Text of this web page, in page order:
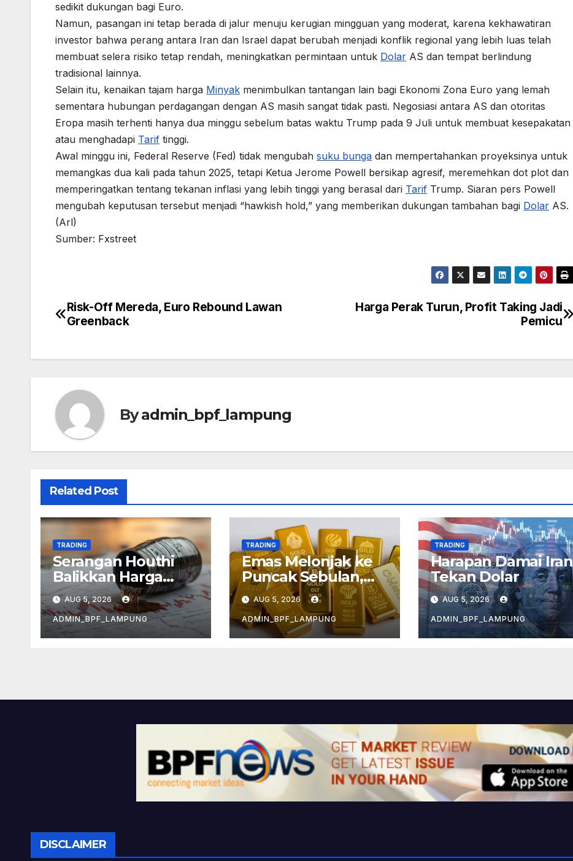
sedikit dukungan bagi Euro.
Namun, pasangan ini tetap berada di jalur menuju kerugian mingguan yang moderat, karena kekhawatiran
investor bahwa perang antara Iran dan Israel dapat berubah menjadi konflik regional yang lebih luas telah
membuat selera risiko tetap rendah, meningkatkan permintaan untuk Dolar AS dan tempat berlindung
tradisional lainnya.
Selain itu, kenaikan tajam harga Minyak menimbulkan tantangan lain bagi Ekonomi Zona Euro yang lemah
sementara hubungan perdagangan dengan AS masih sangat tidak pasti. Negosiasi antara AS dan otoritas
Eropa masih terhenti hanya dua minggu sebelum batas waktu Trump pada 9 Juli untuk membuat kesepakatan
atau menghadapi Tarif tinggi.
Awal minggu ini, Federal Reserve (Fed) tidak mengubah suku bunga dan mempertahankan proyeksinya untuk
memangkas dua kali pada tahun 2025, tetapi Ketua Jerome Powell bersikap agresif, meremehkan dot plot dan
memperingatkan tentang tekanan inflasi yang lebih tinggi yang berasal dari Tarif Trump. Siaran pers Powell
mengubah keputusan tersebut menjadi “hawkish hold,” yang memberikan dukungan tambahan bagi Dolar AS.
(Arl)
Sumber: Fxstreet
Post
Harga Perak Turun, Profit Taking Jadi
Pemicu
Risk-Off Mereda, Euro Rebound Lawan
Greenback
Byadmin_bpf_lampung
Related Post
TRADING
Serangan Houthi
Balikkan Harga
Minyak
AUG 5, 2026
ADMIN_BPF_LAMPUNG
TRADING
Emas Melonjak ke
Puncak Sebulan,
Kekhawatiran
Inflasi Mereda
AUG 5, 2026
ADMIN_BPF_LAMPUNG
TRADING
Harapan Damai Iran
Tekan Dolar
AUG 5, 2026
ADMIN_BPF_LAMPUNG
DISCLAIMER